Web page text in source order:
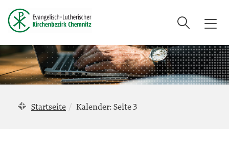
T
g
g
l
Suche
Startseite Kalender: Seite 3